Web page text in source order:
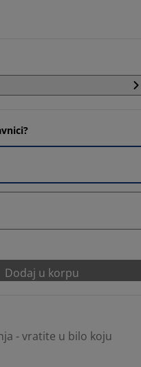
Dodaj u korpu
- vratite u bilo koju